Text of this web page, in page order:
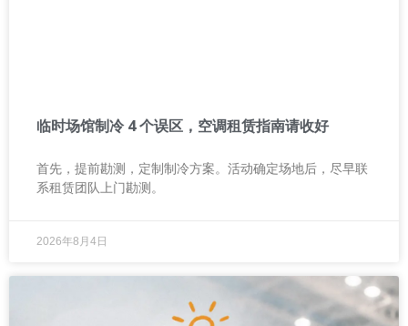
临时场馆制冷 4 个误区，空调租赁指南请收好
首先，提前勘测，定制制冷方案。活动确定场地后，尽早联
系租赁团队上门勘测。
2026年8月4日